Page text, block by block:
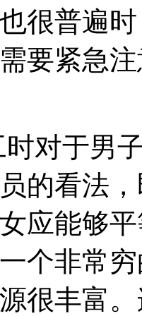
很普遍
要紧急
时对于男
的看法
应能够
个非常
很丰富